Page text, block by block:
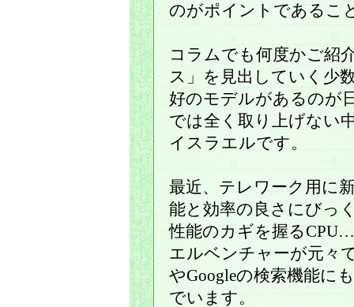
のがポイントであるこ
コラムでも何度かご紹
ス」を見出していく少
好のモデルがあるのが
では全く取り上げない
イスラエルです。
最近、テレワーク用に
能と効率の良さにびっ
性能のカギを握る
エルベンチャーが元々
やGoogleの検索機能に
でいます。